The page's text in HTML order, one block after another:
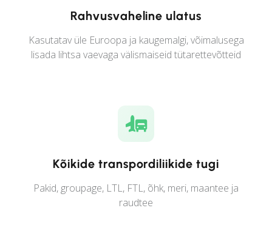
Rahvusvaheline ulatus
Kasutatav üle Euroopa ja kaugemalgi, võimalusega
lisada lihtsa vaevaga välismaiseid tütarettevõtteid
Kõikide transpordiliikide tugi
Pakid, groupage, LTL, FTL, õhk, meri, maantee ja
raudtee